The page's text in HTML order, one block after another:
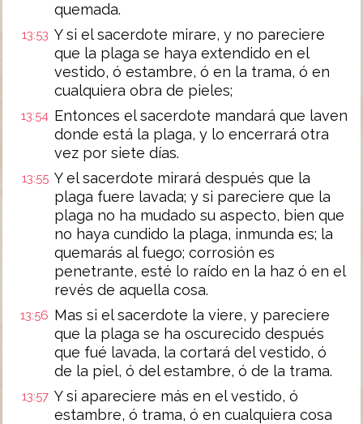
quemada.
13:53 Y si el sacerdote mirare, y no pareciere
que la plaga se haya extendido en el
vestido, ó estambre, ó en la trama, ó en
cualquiera obra de pieles;
13:54 Entonces el sacerdote mandará que laven
donde está la plaga, y lo encerrará otra
vez por siete días.
13:55 Y el sacerdote mirará después que la
plaga fuere lavada; y si pareciere que la
plaga no ha mudado su aspecto, bien que
no haya cundido la plaga, inmunda es; la
quemarás al fuego; corrosión es
penetrante, esté lo raído en la haz ó en el
revés de aquella cosa.
13:56 Mas si el sacerdote la viere, y pareciere
que la plaga se ha oscurecido después
que fué lavada, la cortará del vestido, ó
de la piel, ó del estambre, ó de la trama.
13:57 Y si apareciere más en el vestido, ó
estambre, ó trama, ó en cualquiera cosa